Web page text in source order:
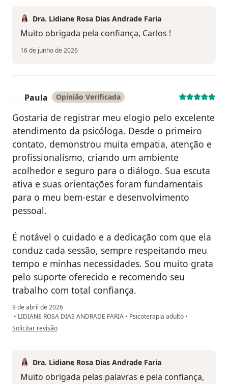
Dra. Lidiane Rosa Dias Andrade Faria
Muito obrigada pela confiança, Carlos !
16 de junho de 2026
Paula Opinião Verificada
Gostaria de registrar meu elogio pelo excelente
atendimento da psicóloga. Desde o primeiro
contato, demonstrou muita empatia, atenção e
profissionalismo, criando um ambiente
acolhedor e seguro para o diálogo. Sua escuta
ativa e suas orientações foram fundamentais
para o meu bem-estar e desenvolvimento
pessoal.
É notável o cuidado e a dedicação com que ela
conduz cada sessão, sempre respeitando meu
tempo e minhas necessidades. Sou muito grata
pelo suporte oferecido e recomendo seu
trabalho com total confiança.
9 de abril de 2026
• LIDIANE ROSA DIAS ANDRADE FARIA • Psicoterapia adulto •
na opinião do utilizador Paula
Solicitar revisão
Dra. Lidiane Rosa Dias Andrade Faria
Muito obrigada pelas palavras e pela confiança,